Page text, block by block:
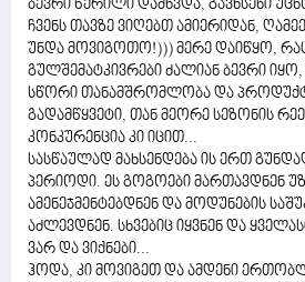
ბევრი წერილი დამხვდა, გავხსენი
ჩვენს თავზე ვიღებთ ამიერიდან,
უნდა მოვიგოთო!))) მერე დაიწყო,
გულშემატკივრები ძალიან ბევრი
სწორი თანამშრომლობა და
გადამწყვეტი, თან მეორე სეზონის
კონკურენცია კი იცით...
სასწაულად მახსენდება ის ერთ
პერიოდი. ეს გოგოები მართავდნენ
ამენეჯმენტებდნენ და მოდუნების
აძლევდნენ. სხვებიც იყვნენ და
ვარ და ვიქნები...
ჰოდა, კი მოვიგეთ და ამდენი